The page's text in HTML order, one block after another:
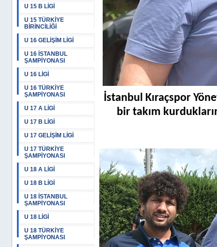
U 15 B LİGİ
U 15 TÜRKİYE
BİRİNCİLİĞİ
U 16 GELİŞİM LİGİ
U 16 İSTANBUL
ŞAMPİYONASI
U 16 LİGİ
U 16 TÜRKİYE
ŞAMPİYONASI
U 17 A LİGİ
U 17 B LİGİ
U 17 GELİŞİM LİGİ
U 17 TÜRKİYE
ŞAMPİYONASI
U 18 A LİGİ
U 18 B LİGİ
U 18 İSTANBUL
ŞAMPİYONASI
U 18 LİGİ
U 18 TÜRKİYE
ŞAMPİYONASI
İstanbul Kıraçspor
bir takım